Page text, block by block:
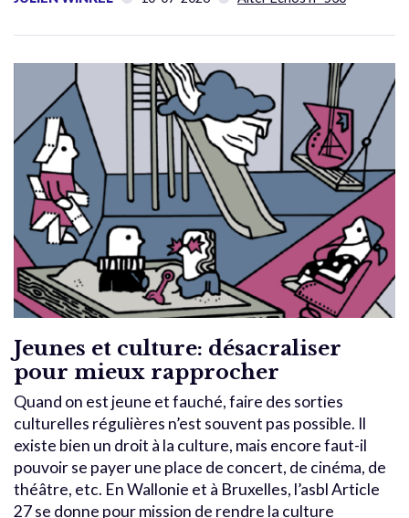
Jeunes et culture: désacraliser
pour mieux rapprocher
Quand on est jeune et fauché, faire des sorties
culturelles régulières n’est souvent pas possible. Il
existe bien un droit à la culture, mais encore faut-il
pouvoir se payer une place de concert, de cinéma, de
théâtre, etc. En Wallonie et à Bruxelles, l’asbl Article
27 se donne pour mission de rendre la culture